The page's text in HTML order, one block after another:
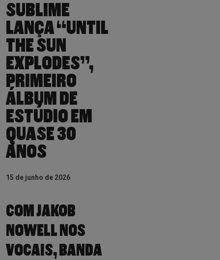
SUBLIME
LANÇA “UNTIL
THE SUN
EXPLODES”,
PRIMEIRO
ÁLBUM DE
ESTÚDIO EM
QUASE 30
ANOS
15 de junho de 2026
COM JAKOB
NOWELL NOS
VOCAIS, BANDA